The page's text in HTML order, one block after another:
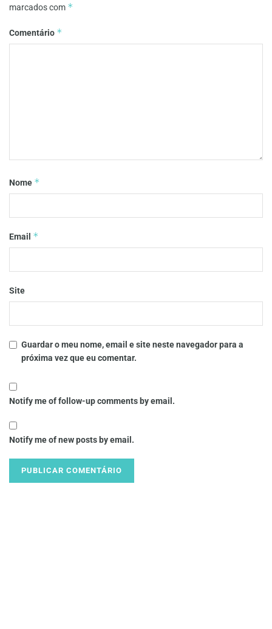
marcados com *
Comentário *
Nome *
Email *
Site
Guardar o meu nome, email e site neste navegador para a
próxima vez que eu comentar.
Notify me of follow-up comments by email.
Notify me of new posts by email.